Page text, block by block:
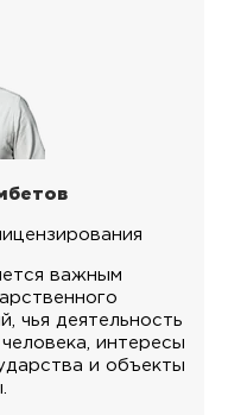
важным
чья деятельность
интересы
и объекты